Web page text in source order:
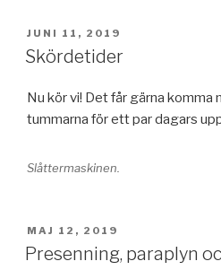
PUBLICERAT
JUNI 11, 2019
Skördetider
Nu kör vi! Det får gärna komma
tummarna för ett par dagars
Slåttermaskinen.
PUBLICERAT
MAJ 12, 2019
Presenning, paraplyn